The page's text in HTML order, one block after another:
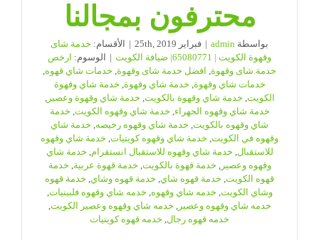
محترفون بمجالنا
بواسطة admin
| فبراير 25th, 2019 | الأقسام: خدمة شاى
وقهوة الكويت | 65080771| ضيافة الكويت
| الوسوم: ارخص
خدمة شاى وقهوة, افضل خدمة شاى وقهوة, خدمات شاي قهوه,
خدمات شاي وقهوة, خدمة شاي وقهوة, خدمة شاي وقهوة
الكويت, خدمة شاي وقهوة بالكويت, خدمة شاي وقهوة وعصير,
خدمة شاي وقهوه الجهراء, خدمة شاي وقهوه الكويت, خدمة
شاي وقهوه بالكويت, خدمة شاي وقهوه رخيصه, خدمة شاي
وقهوه في الكويت, خدمة شاي وقهوه كويتيات, خدمة شاي وقهوه
للاستقبال, خدمة شاي وقهوه للاستقبال انستقرام, خدمة شاي
وقهوه وعصير, خدمة قهوة بالكويت, خدمة قهوة عربية, خدمة
قهوه الكويت, خدمة قهوه شاي, خدمة قهوه وشاي, خدمة قهوه
وشاي الكويت, خدمه شاي وقهوه, خدمه شاي وقهوه فلبينيات,
خدمه شاي وقهوه وعصير, خدمه شاي وقهوه وعصير الكويت,
خدمه قهوه رجال, خدمه قهوه كويتيات